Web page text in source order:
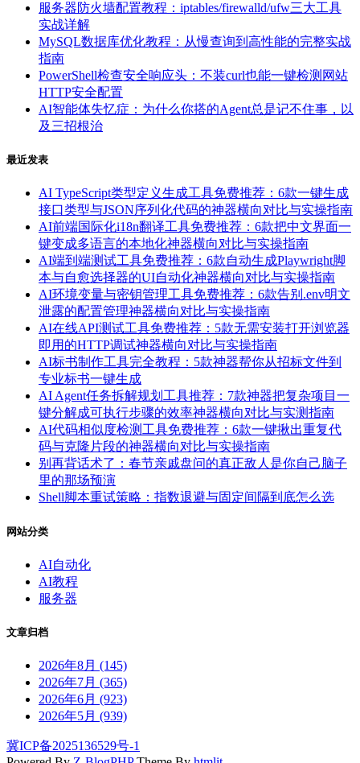
服务器防火墙配置教程：iptables/firewalld/ufw三大工具
实战详解
MySQL数据库优化教程：从慢查询到高性能的完整实战
指南
PowerShell检查安全响应头：不装curl也能一键检测网站
HTTP安全配置
AI智能体失忆症：为什么你搭的Agent总是记不住事，以
及三招根治
最近发表
AI TypeScript类型定义生成工具免费推荐：6款一键生成
接口类型与JSON序列化代码的神器横向对比与实操指南
AI前端国际化i18n翻译工具免费推荐：6款把中文界面一
键变成多语言的本地化神器横向对比与实操指南
AI端到端测试工具免费推荐：6款自动生成Playwright脚
本与自愈选择器的UI自动化神器横向对比与实操指南
AI环境变量与密钥管理工具免费推荐：6款告别.env明文
泄露的配置管理神器横向对比与实操指南
AI在线API测试工具免费推荐：5款无需安装打开浏览器
即用的HTTP调试神器横向对比与实操指南
AI标书制作工具完全教程：5款神器帮你从招标文件到
专业标书一键生成
AI Agent任务拆解规划工具推荐：7款神器把复杂项目一
键分解成可执行步骤的效率神器横向对比与实测指南
AI代码相似度检测工具免费推荐：6款一键揪出重复代
码与克隆片段的神器横向对比与实操指南
别再背话术了：春节亲戚盘问的真正敌人是你自己脑子
里的那场预演
Shell脚本重试策略：指数退避与固定间隔到底怎么选
网站分类
AI自动化
AI教程
服务器
文章归档
2026年8月 (145)
2026年7月 (365)
2026年6月 (923)
2026年5月 (939)
冀ICP备2025136529号-1